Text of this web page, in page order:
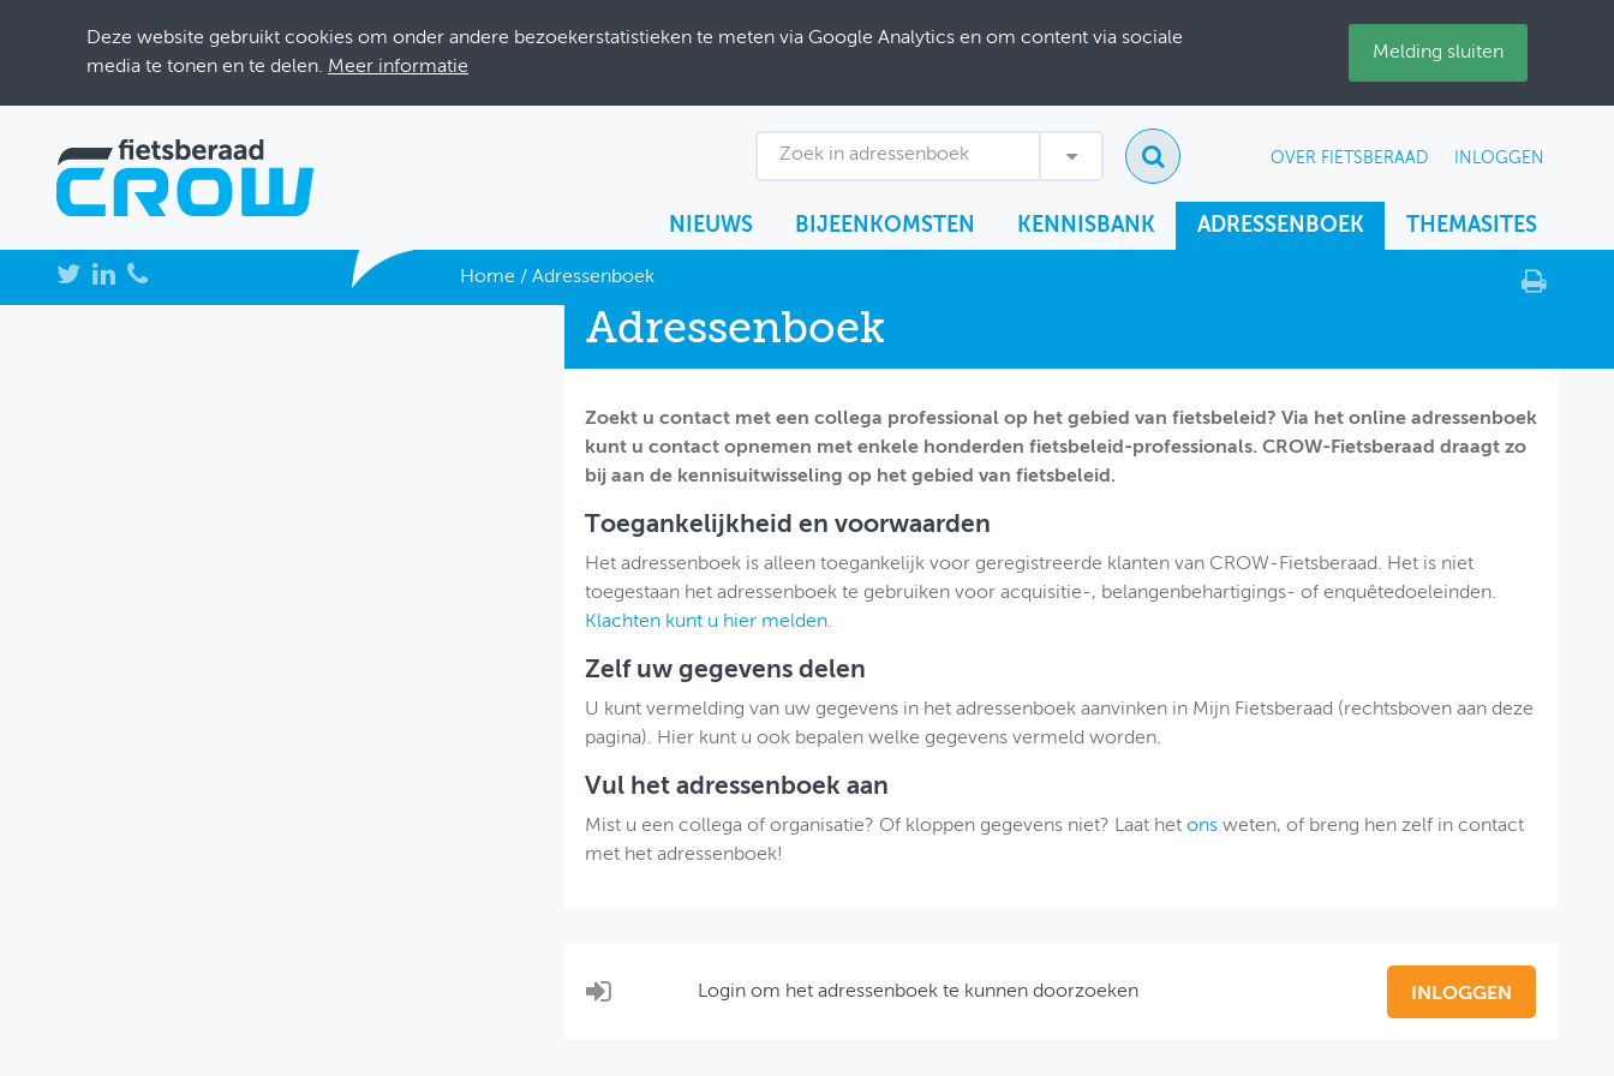
Deze website gebruikt cookies om onder andere bezoekerstatistieken te meten via Google Analytics en om content via sociale
media te tonen en te delen. Meer informatie
Melding sluiten
Zoek in adressenboek OVER FIETSBERAAD INLOGGEN
NIEUWS BIJEENKOMSTEN KENNISBANK ADRESSENBOEK THEMASITES
NIEUWS Home / Adressenboek
Adressenboek
Zoekt u contact met een collega professional op het gebied van fietsbeleid? Via het online adressenboek
kunt u contact opnemen met enkele honderden fietsbeleid-professionals. CROW-Fietsberaad draagt zo
bij aan de kennisuitwisseling op het gebied van fietsbeleid.
Toegankelijkheid en voorwaarden
Het adressenboek is alleen toegankelijk voor geregistreerde klanten van CROW-Fietsberaad. Het is niet
toegestaan het adressenboek te gebruiken voor acquisitie-, belangenbehartigings- of enquêtedoeleinden.
Klachten kunt u hier melden.
Zelf uw gegevens delen
U kunt vermelding van uw gegevens in het adressenboek aanvinken in Mijn Fietsberaad (rechtsboven aan deze
pagina). Hier kunt u ook bepalen welke gegevens vermeld worden.
Vul het adressenboek aan
Mist u een collega of organisatie? Of kloppen gegevens niet? Laat het onsweten, of breng hen zelf in contact
met het adressenboek!
Login om het adressenboek te kunnen doorzoeken INLOGGEN